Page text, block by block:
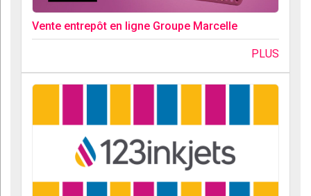
Vente entrepôt en ligne Groupe Marcelle
PLUS